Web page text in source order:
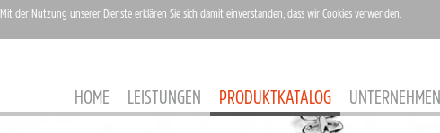
HOME LEISTUNGEN PRODUKTKATALOG UNTERNEHMEN
der Nutzung unserer Dienste erklären Sie sich damit einverstanden, dass wir Cookies verwenden.